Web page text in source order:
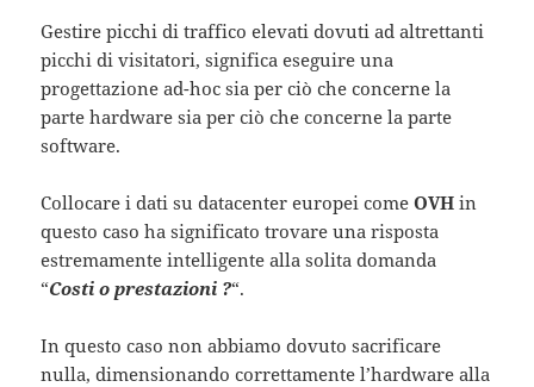
Gestire picchi di traffico elevati dovuti ad altrettanti
picchi di visitatori, significa eseguire una
progettazione ad-hoc sia per ciò che concerne la
parte hardware sia per ciò che concerne la parte
software.
Collocare i dati su datacenter europei comeOVH in
questo caso ha significato trovare una risposta
estremamente intelligente alla solita domanda
“Costi o prestazioni ?“.
In questo caso non abbiamo dovuto sacrificare
nulla, dimensionando correttamente l’hardware alla